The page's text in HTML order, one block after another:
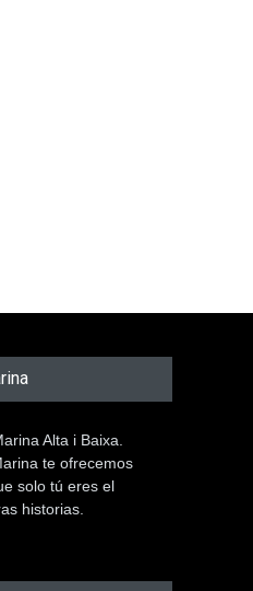
Alta i Baixa.
te ofrecemos
solo tú eres el
historias.